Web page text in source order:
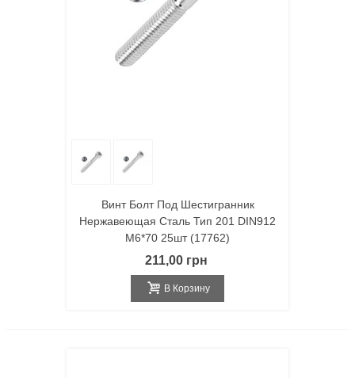
Винт Болт Под Шестигранник
Нержавеющая Сталь Тип 201 DIN912
M6*70 25шт (17762)
211,00 грн
В Корзину